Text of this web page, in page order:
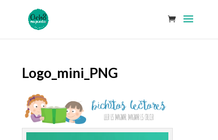
Logo_mini_PNG